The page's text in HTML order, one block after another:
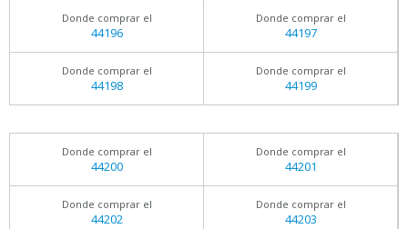
Donde comprar el
44196
Donde comprar el
44197
Donde comprar el
44198
Donde comprar el
44199
Donde comprar el
44200
Donde comprar el
44201
Donde comprar el
44202
Donde comprar el
44203